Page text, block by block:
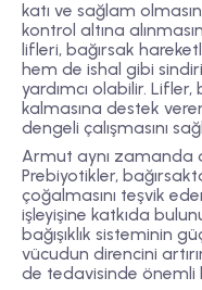
katı ve sağlam
kontrol altına
lifleri, bağırsak
hem de ishal gibi
yardımcı olabilir. Lifler,
kalmasına destek
dengeli çalışmasını
Armut aynı zamanda
Prebiyotikler,
çoğalmasını teşvik
işleyişine katkıda
bağışıklık sisteminin
vücudun direncini
de tedavisinde önemli